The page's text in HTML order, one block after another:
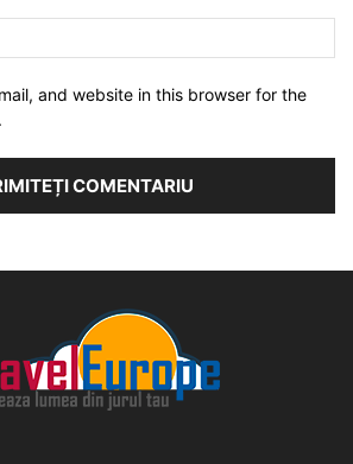
and website in this browser for the